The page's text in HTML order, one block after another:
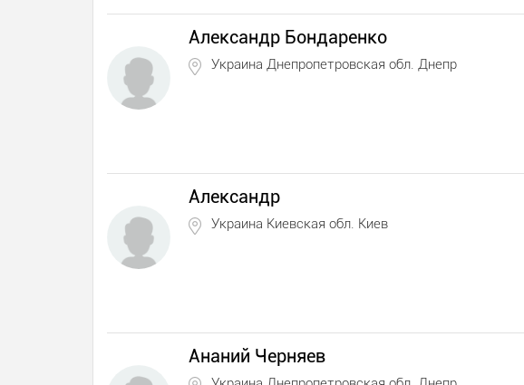
Александр Бондаренко
Украина Днепропетровская обл. Днепр
Александр
Украина Киевская обл. Киев
Ананий Черняев